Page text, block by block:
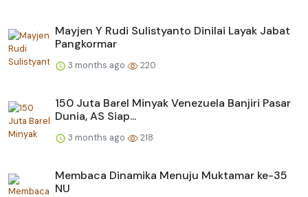
Mayjen Y Rudi Sulistyanto Dinilai Layak Jabat
Pangkormar
3 months ago 220
150 Juta Barel Minyak Venezuela Banjiri Pasar
Dunia, AS Siap...
3 months ago 218
Membaca Dinamika Menuju Muktamar ke-35
NU